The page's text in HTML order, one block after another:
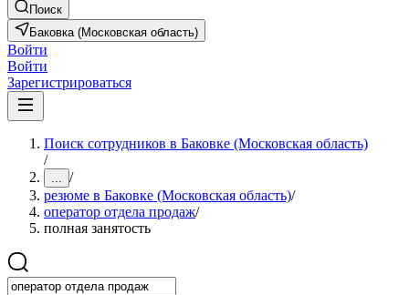
Поиск
Баковка (Московская область)
Войти
Войти
Зарегистрироваться
Поиск сотрудников в Баковке (Московская область)
/
... /
резюме в Баковке (Московская область)/
оператор отдела продаж/
полная занятость